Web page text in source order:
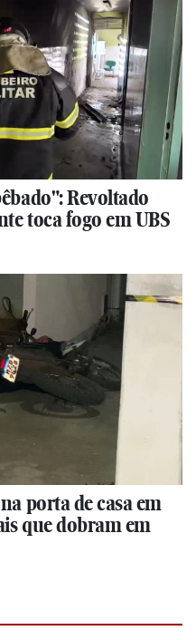
Revoltado
toca fogo em UBS
porta de casa em
que dobram em